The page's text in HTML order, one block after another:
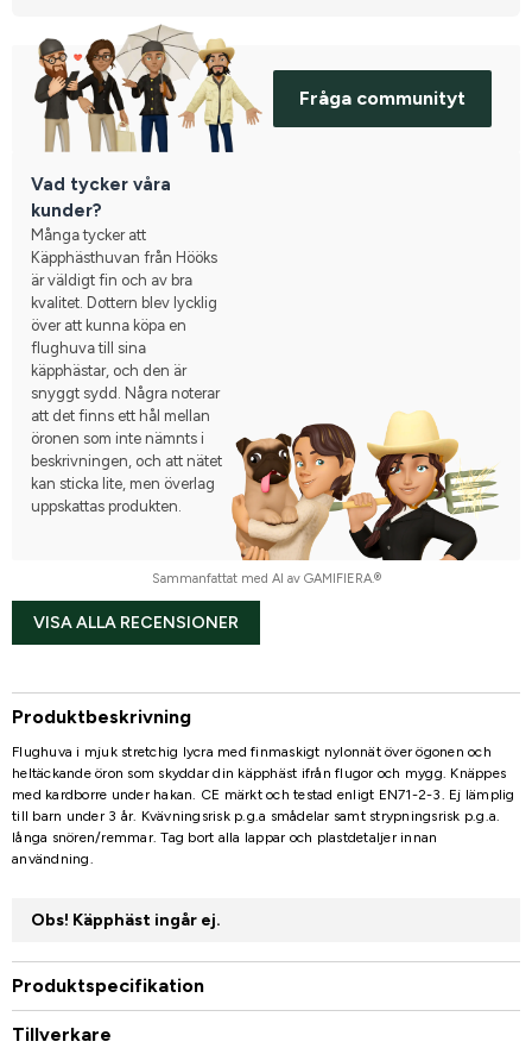
Fråga communityt
Vad tycker våra
kunder?
Många tycker att
Käpphästhuvan från Hööks
är väldigt fin och av bra
kvalitet. Dottern blev lycklig
över att kunna köpa en
flughuva till sina
käpphästar, och den är
snyggt sydd. Några noterar
att det finns ett hål mellan
öronen som inte nämnts i
beskrivningen, och att nätet
kan sticka lite, men överlag
uppskattas produkten.
Sammanfattat med AI av GAMIFIERA.®
VISA ALLA RECENSIONER
Produktbeskrivning
Flughuva i mjuk stretchig lycra med finmaskigt nylonnät över ögonen och
heltäckande öron som skyddar din käpphäst ifrån flugor och mygg. Knäppes
med kardborre under hakan. CE märkt och testad enligt EN71-2-3. Ej lämplig
till barn under 3 år. Kvävningsrisk p.g.a smådelar samt strypningsrisk p.g.a.
långa snören/remmar. Tag bort alla lappar och plastdetaljer innan
användning.
Obs! Käpphäst ingår ej.
Produktspecifikation
Tillverkare